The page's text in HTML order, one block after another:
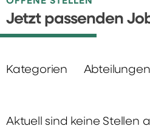
Jetzt passenden
Kategorien Abteilungen
Aktuell sind keine Stellen